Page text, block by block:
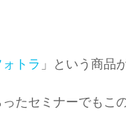
ォトラ 」という商品
たセミナーでもこ